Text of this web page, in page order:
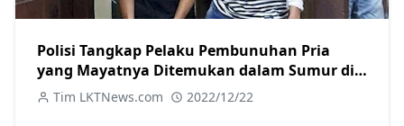
Polisi Tangkap Pelaku Pembunuhan Pria
yang Mayatnya Ditemukan dalam Sumur di
Pegandon Kendal
Tim LKTNews.com 2022/12/22